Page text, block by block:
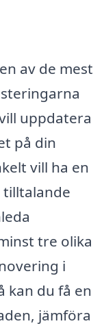
av de mest
uppdatera
på din
vill ha en
tre olika
i
kan du få en
jämföra